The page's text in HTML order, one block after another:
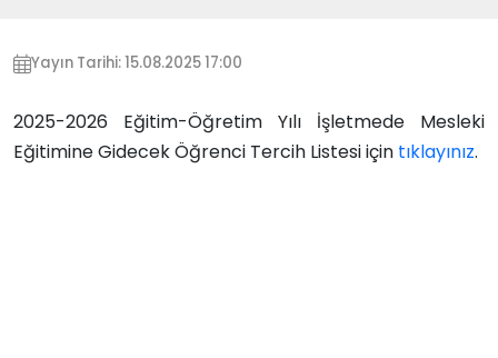
Yayın Tarihi: 15.08.2025 17:00
2025-2026 Eğitim-Öğretim Yılı İşletmede Mesleki
Eğitimine Gidecek Öğrenci Tercih Listesi için tıklayınız.